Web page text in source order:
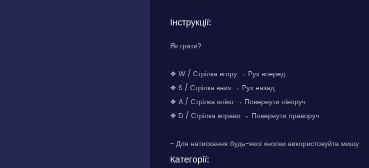
Інструкції:
Як грати?
❖ W / Стрілка вгору → Рух вперед
❖ S / Стрілка вниз → Рух назад
❖ A / Стрілка вліво → Повернути ліворуч
❖ D / Стрілка вправо → Повернути праворуч
- Для натискання будь-якої кнопки використовуйте мишу
Категорії: